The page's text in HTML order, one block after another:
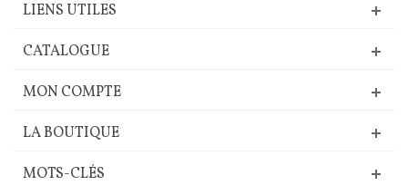
LIENS UTILES
CATALOGUE
MON COMPTE
LA BOUTIQUE
MOTS-CLÉS